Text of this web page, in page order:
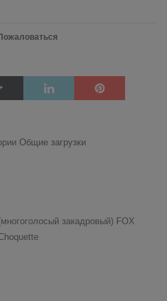
Общие загрузки
закадровый) FOX